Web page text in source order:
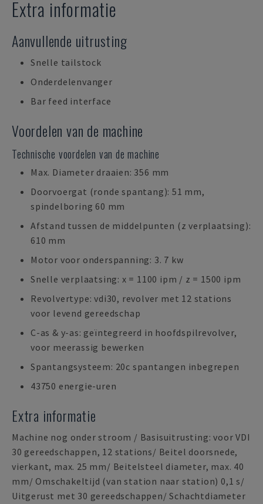
Extra informatie
Aanvullende uitrusting
Snelle tailstock
Onderdelenvanger
Bar feed interface
Voordelen van de machine
Technische voordelen van de machine
Max. Diameter draaien: 356 mm
Doorvoergat (ronde spantang): 51 mm,
spindelboring 60 mm
Afstand tussen de middelpunten (z verplaatsing):
610 mm
Motor voor onderspanning: 3. 7 kw
Snelle verplaatsing: x = 1100 ipm / z = 1500 ipm
Revolvertype: vdi30, revolver met 12 stations
voor levend gereedschap
C-as & y-as: geïntegreerd in hoofdspilrevolver,
voor meerassig bewerken
Spantangsysteem: 20c spantangen inbegrepen
43750 energie-uren
Extra informatie
Machine nog onder stroom / Basisuitrusting: voor VDI
30 gereedschappen, 12 stations/ Beitel doorsnede,
vierkant, max. 25 mm/ Beitelsteel diameter, max. 40
mm/ Omschakeltijd (van station naar station) 0,1 s/
Uitgerust met 30 gereedschappen/ Schachtdiameter